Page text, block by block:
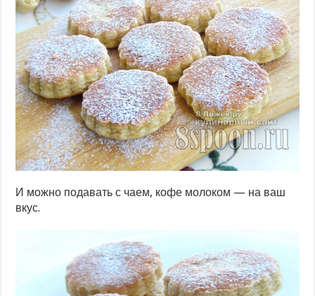
И можно подавать с чаем, кофе молоком — на ваш
вкус.